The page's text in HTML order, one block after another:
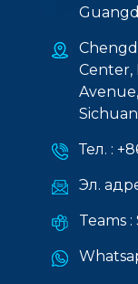
Center,
Тел. :
Эл.
Teams :